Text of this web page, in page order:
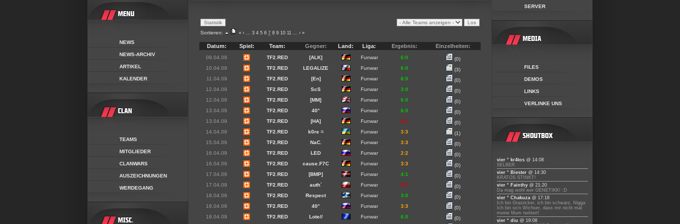
NEWS
NEWS-ARCHIV
ARTIKEL
KALENDER
TEAMS
MITGLIEDER
CLANWARS
AUSZEICHNUNGEN
WERDEGANG
Sortieren: « ‹ ... 3 4 5 6 7 8 9 10 11 ... › »
Datum: Spiel: Team: Gegner: Land: Liga: Ergebnis: Einzelheiten:
09.04.09 TF2.RED [ALK] Funwar 6:0
(0)
10.04.09
TF2.RED LEGALIZE Funwar 6:0
(3)
11.04.09
TF2.RED [En] Funwar 6:0
(0)
12.04.09
TF2.RED ScS Funwar 3:0
(0)
12.04.09
TF2.RED [MM] Funwar 6:0
(0)
13.04.09
TF2.RED 40° Funwar 6:0
(0)
13.04.09
TF2.RED [HA] Funwar 0:6
(0)
14.04.09
TF2.RED k0re ≈ Funwar 3:3
(1)
15.04.09
TF2.RED NaC. Funwar 3:3
(0)
16.04.09
TF2.RED LED Funwar 2:2
(0)
16.04.09
TF2.RED cause.F7C Funwar 3:3
(0)
17.04.09
TF2.RED [BMP] Funwar 4:1
(0)
17.04.09
TF2.RED auth´ Funwar 0:6
(0)
18.04.09
TF2.RED Respect Funwar 3:0
(0)
18.04.09
TF2.RED 40° Funwar 3:3
(0)
18.04.09
TF2.RED Lote// Funwar 6:0 (0)
SERVER
FILES
DEMOS
LINKS
VERLINKE UNS
vier ° kr4tos @ 14:08
SELBER
vier ° Biester @ 14:30
KRATOS STINKT!
vier ° Fainthy @ 21:20
Da mag wohl wer GENETIKK! :D
vier ° Chakuza @ 17:18
Ich bin Grasticker, ich bin schwarz, Nigga
Ich bin so'n Wichser, dass mir nicht mal
meine Mum twittert!
vier ° diu @ 19:08